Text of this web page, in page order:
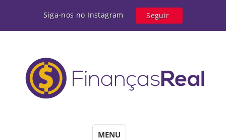
Siga-nos no Instagram Seguir
MENU